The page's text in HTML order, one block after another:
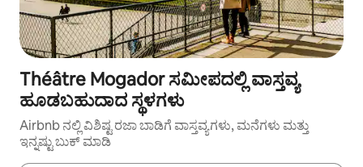
Théâtre Mogador ಸಮೀಪದಲ್ಲಿ ವಾಸ್ತವ್ಯ
ಹೂಡಬಹುದಾದ ಸ್ಥಳಗಳು
Airbnb ನಲ್ಲಿ ವಿಶಿಷ್ಟ ರಜಾ ಬಾಡಿಗೆ ವಾಸ್ತವ್ಯಗಳು, ಮನೆಗಳು ಮತ್ತು
ಇನ್ನಷ್ಟು ಬುಕ್ ಮಾಡಿ